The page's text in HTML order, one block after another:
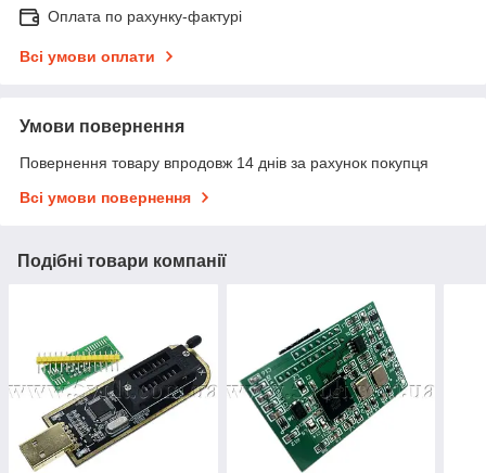
Оплата по рахунку-фактурі
Всі умови оплати
Умови повернення
Повернення товару впродовж 14 днів за рахунок покупця
Всі умови повернення
Подібні товари компанії